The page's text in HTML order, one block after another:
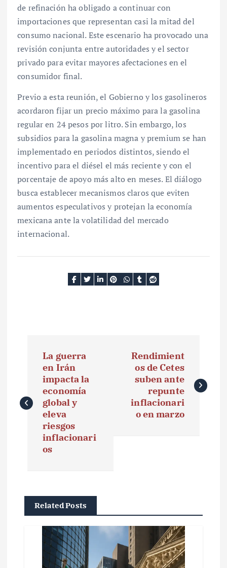
de refinación ha obligado a continuar con
importaciones que representan casi la mitad del
consumo nacional. Este escenario ha provocado una
revisión conjunta entre autoridades y el sector
privado para evitar mayores afectaciones en el
consumidor final.
Previo a esta reunión, el Gobierno y los gasolineros
acordaron fijar un precio máximo para la gasolina
regular en 24 pesos por litro. Sin embargo, los
subsidios para la gasolina magna y premium se han
implementado en periodos distintos, siendo el
incentivo para el diésel el más reciente y con el
porcentaje de apoyo más alto en meses. El diálogo
busca establecer mecanismos claros que eviten
aumentos especulativos y protejan la economía
mexicana ante la volatilidad del mercado
internacional.
e
La guerra
en Irán
impacta la
economía
global y
eleva
riesgos
inflacionari
os
Rendimient
os de Cetes
suben ante
repunte
inflacionari
o en marzo
Related Posts